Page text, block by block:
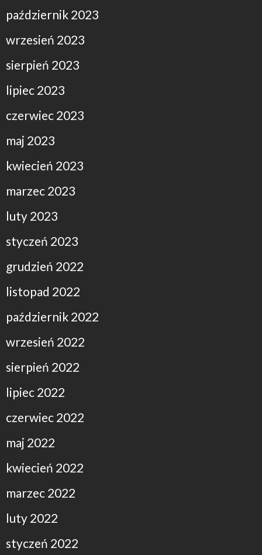
październik 2023
wrzesień 2023
sierpień 2023
lipiec 2023
czerwiec 2023
maj 2023
kwiecień 2023
marzec 2023
luty 2023
styczeń 2023
grudzień 2022
listopad 2022
październik 2022
wrzesień 2022
sierpień 2022
lipiec 2022
czerwiec 2022
maj 2022
kwiecień 2022
marzec 2022
luty 2022
styczeń 2022